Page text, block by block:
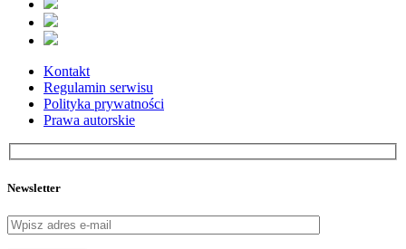
Kontakt
Regulamin serwisu
Polityka prywatności
Prawa autorskie
Newsletter